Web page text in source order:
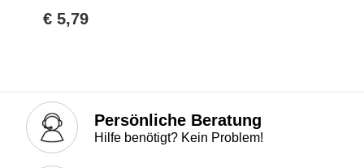
€ 5,79
Persönliche Beratung
Hilfe benötigt? Kein Problem!